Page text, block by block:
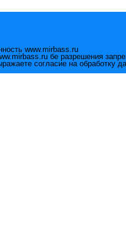
www.mirbass.ru
бе разрешения
согласие на обработку